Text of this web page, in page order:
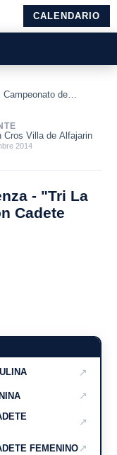
CALENDARIO
de
Cros Villa de Alfajarin
2014
- "Tri La
Cadete
↗
↗
↗
FEMENINO ↗